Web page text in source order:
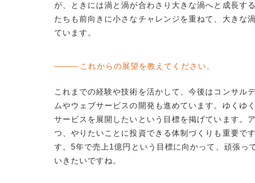
が、ときには渦と渦が合わさり大きな渦へと成長す
たちも前向きに小さなチャレンジを重ねて、大きな
ています。
これからの展望を教えてください。
これまでの経験や技術を活かして、今後はコンサル
ムやウェブサービスの開発も進めています。ゆく
サービスを展開したいという目標を掲げています。
つ、やりたいことに投資できる体制づくりも重要で
す。5年で売上1億円という目標に向かって、頑張っ
いきたいですね。